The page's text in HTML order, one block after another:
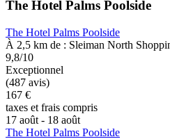
The Hotel Palms Poolside
The Hotel Palms Poolside
À 2,5 km de : Sleiman North
9,8/10
Exceptionnel
(487 avis)
167 €
taxes et frais compris
17 août - 18 août
The Hotel Palms Poolside